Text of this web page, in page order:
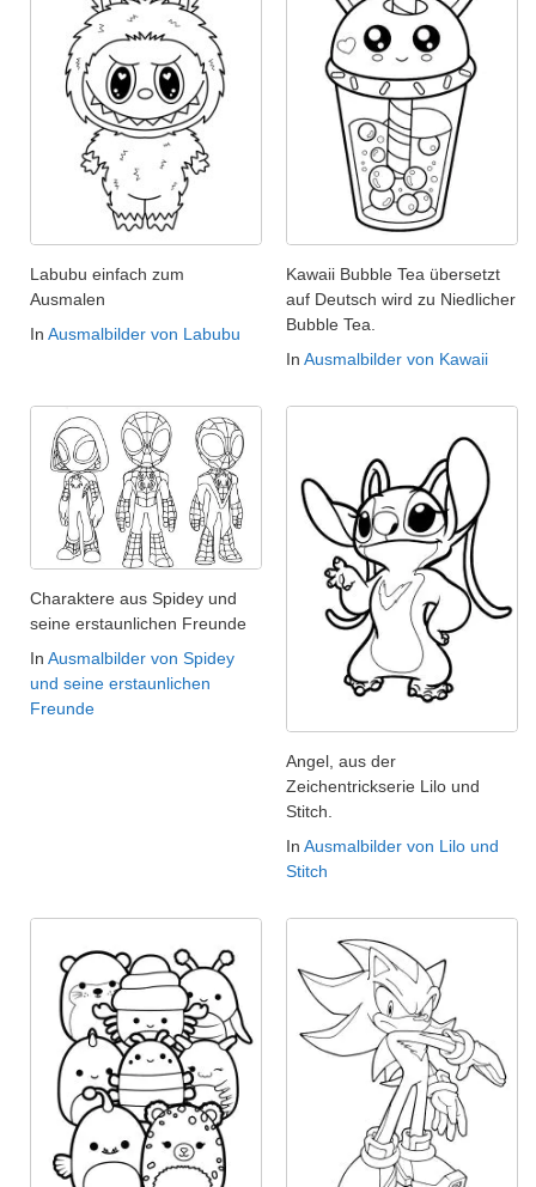
Labubu einfach zum
Ausmalen
In Ausmalbilder von Labubu
Kawaii Bubble Tea übersetzt
auf Deutsch wird zu Niedlicher
Bubble Tea.
In Ausmalbilder von Kawaii
Charaktere aus Spidey und
seine erstaunlichen Freunde
In Ausmalbilder von Spidey
und seine erstaunlichen
Freunde
Angel, aus der
Zeichentrickserie Lilo und
Stitch.
In Ausmalbilder von Lilo und
Stitch